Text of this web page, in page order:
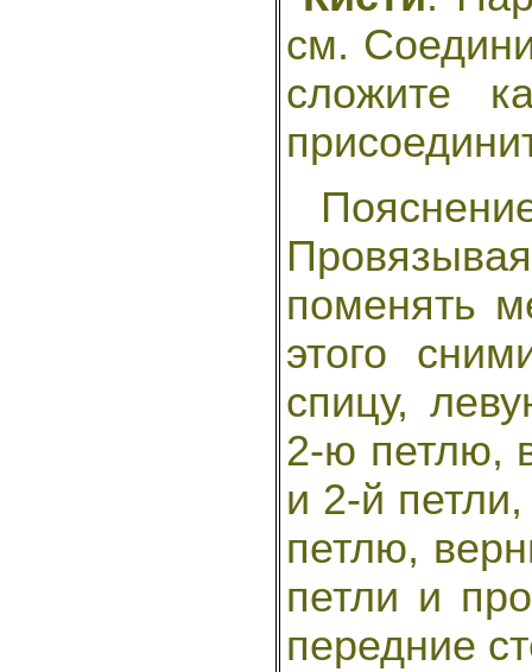
см.
сложите
поменять
этого
спицу,
2-ю петлю,
и 2-й
петлю,
петли и
передние